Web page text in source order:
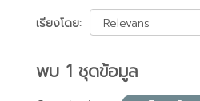
เรียงโดย
พบ 1 ชุดข้อมูล